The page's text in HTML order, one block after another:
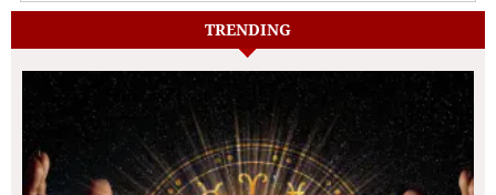
TRENDING